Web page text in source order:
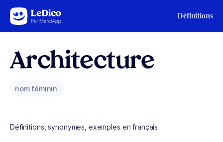
Aller au contenu Définitions
Architecture
nom féminin
Définitions, synonymes, exemples en français